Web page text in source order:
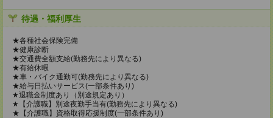
待遇・福利厚生
★各種社会保険完備
★健康診断
★交通費全額支給(勤務先により異なる)
★有給休暇
★車・バイク通勤可(勤務先により異なる)
★給与日払いサービス(一部条件あり)
★退職金制度あり（別途規定あり）
★【介護職】別途夜勤手当有(勤務先により異なる)
★【介護職】資格取得応援制度(一部条件あり)